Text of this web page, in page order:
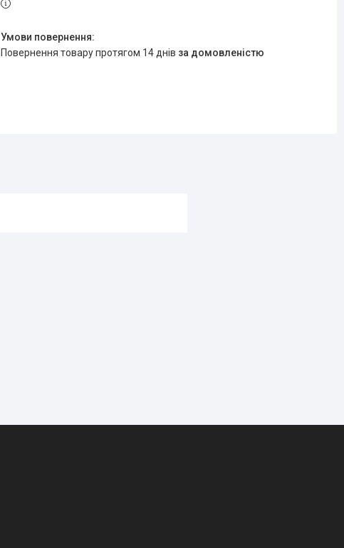
повернення товару протягом 14 днів за домовленістю